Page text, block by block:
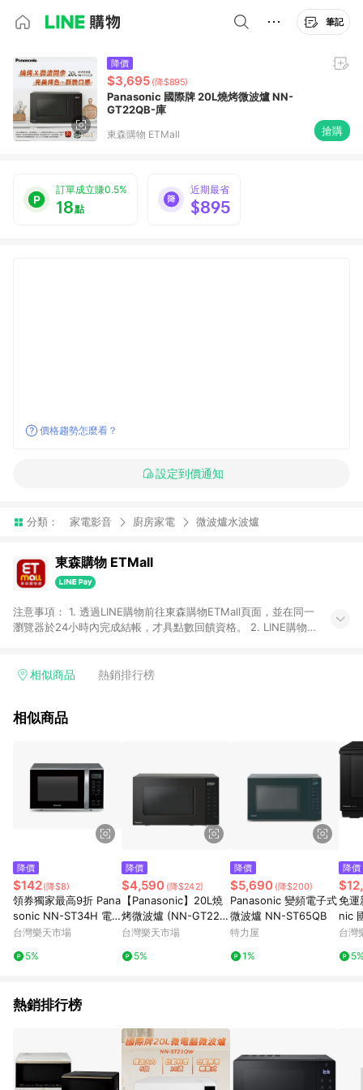
筆記
降價
$3,695 (降$895)
Panasonic 國際牌 20L燒烤微波爐 NN-
GT22QB-庫
東森購物 ETMall 搶購
訂單成立賺0.5%
18點
近期最省
$895
價格趨勢怎麼看？
設定到價通知
分類： 家電影音 廚房家電 微波爐水波爐
東森購物 ETMall
注意事項： 1. 透過LINE購物前往東森購物ETMall頁面，並在同一
瀏覽器於24小時內完成結帳，才具點數回饋資格。 2. LINE購物
單，皆不在點數回饋範圍內。 3. 如購買以下類別商品，將無法獲
球嚴選、商城、專案商品、「草莓網」全館商品。 4. 如取消訂
實際回饋請依LINE購物通知為主。 6. 訂單如有使用東森購物
ETMall站內之折扣優惠(包含但不限於東森幣、樂透金、東森現金
券等)，不具點數回饋資格。詳細請依東森購物ETMall之結帳頁面
顯示為準。 7. LINE購物設有「單一商品最高回饋點數」機制(特
殊活動時開放「回饋無上限」)，以同一訂單中同一商品不論件數
計算，並依訂單成立時間當下LINE購物所設定的回饋機制為準。
如顯示之商品規格、顏色、價位、贈品與東森購物ETMall銷售網
頁不符，以銷售網頁標示為準。 9. 若有贈點爭議，請務必於訂單
日期+180天以內至LINE購物客服洽詢；若超過180天(含)以上進
行申訴，恕無法贈點回饋。 10. 部分點數紅包僅限指定商品使
用，或不適用於無回饋商品。各點數紅包之適用商品與使用條件
請依點數紅包頁面規則為準。
相似商品 熱銷排行榜
相似商品
降價
$142(降$8)
領券獨家最高9折 Pana
sonic NN-ST34H 電
波蓋雲母片
台灣樂天市場
5%
降價
$4,590 (降$242)
【Panasonic】20L燒
烤微波爐 (NN-GT22Q
B)
台灣樂天市場
5%
降價
$5,690 (降$200)
Panasonic 變頻電子式
微波爐 NN-ST65QB
特力屋
1%
降價
免運
nic
平板
台灣
熱銷排行榜